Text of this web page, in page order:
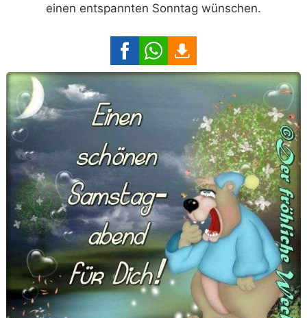
einen entspannten Sonntag wünschen.